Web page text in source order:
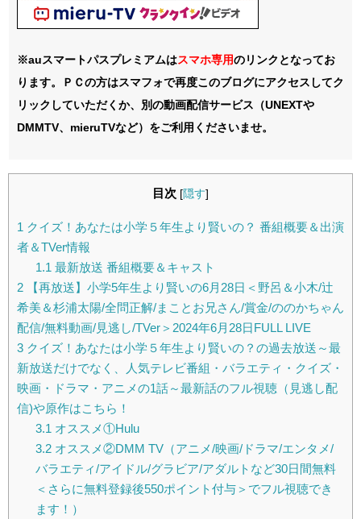
※auスマートパスプレミアムはスマホ専用のリンクとなってお
ります。ＰＣの方はスマフォで再度このブログにアクセスしてク
リックしていただくか、別の動画配信サービス（UNEXTや
DMMTV、mieruTVなど）をご利用くださいませ。
目次 [隠す]
1 クイズ！あなたは小学５年生より賢いの？ 番組概要＆出演
者＆TVer情報
1.1 最新放送 番組概要＆キャスト
2 【再放送】小学5年生より賢いの6月28日＜野呂＆小木/辻
希美＆杉浦太陽/全問正解/まことお兄さん/賞金/ののかちゃん
配信/無料動画/見逃し/TVer＞2024年6月28日FULL LIVE
3 クイズ！あなたは小学５年生より賢いの？の過去放送～最
新放送だけでなく、人気テレビ番組・バラエティ・クイズ・
映画・ドラマ・アニメの1話～最新話のフル視聴（見逃し配
信)や原作はこちら！
3.1 オススメ①Hulu
3.2オススメ②DMM TV（アニメ/映画/ドラマ/エンタメ/
バラエティ/アイドル/グラビア/アダルトなど30日間無料
＜さらに無料登録後550ポイント付与＞でフル視聴でき
ます！）